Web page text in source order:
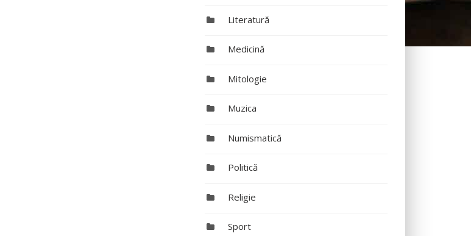
Literatură
Medicină
Mitologie
Muzica
Numismatică
Politică
Religie
Sport